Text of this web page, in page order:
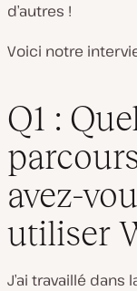
d’autres !
Voici notre
Q1 :
avez-
utiliser
J’ai travaillé